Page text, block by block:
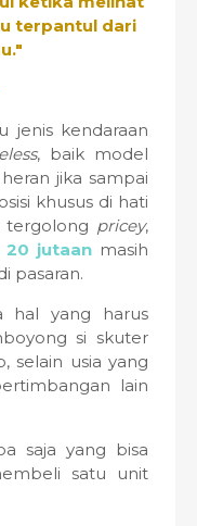
terpantul dari
jenis kendaraan
, baik model
jika sampai
khusus di hati
tergolong pricey,
20 jutaan masih
pasaran.
hal yang harus
si skuter
selain usia yang
lain
saja yang bisa
satu unit